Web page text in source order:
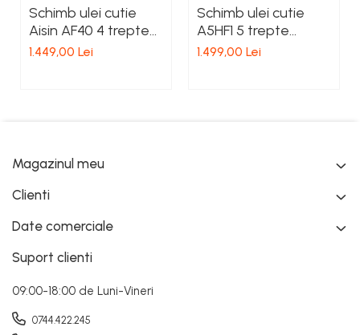
Schimb ulei cutie
Aisin AF40 4 trepte
Hyundai
1.449,00 Lei
Schimb ulei cutie
A5HF1 5 trepte
Hyundai
1.499,00 Lei
Magazinul meu
Clienti
Date comerciale
Suport clienti
09:00-18:00 de Luni-Vineri
0744.422.245